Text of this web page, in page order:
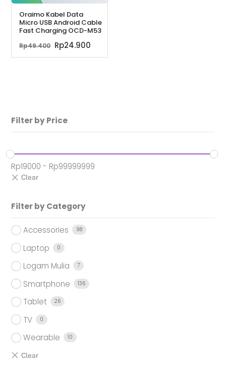
Oraimo Kabel Data
Micro USB Android Cable
Fast Charging OCD-M53
Rp49.400 Harga
aslinya
Rp24.900
saat
Filter by Price
Rp19000 - Rp99999999
Filter by Category
Accessories 98
Laptop 0
Logam Mulia 7
Smartphone 136
Tablet 26
TV 0
Wearable 10